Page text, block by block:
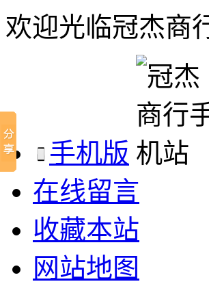
欢迎光临冠杰商
手机版
在线留言
收藏本站
网站地图